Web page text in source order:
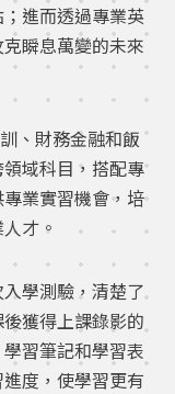
進而透過專業英
瞬息萬變的未來
、財務金融和飯
域科目，搭配專
業實習機會，培
才。
學測驗，清楚了
獲得上課錄影的
習筆記和學習表
度，使學習更有